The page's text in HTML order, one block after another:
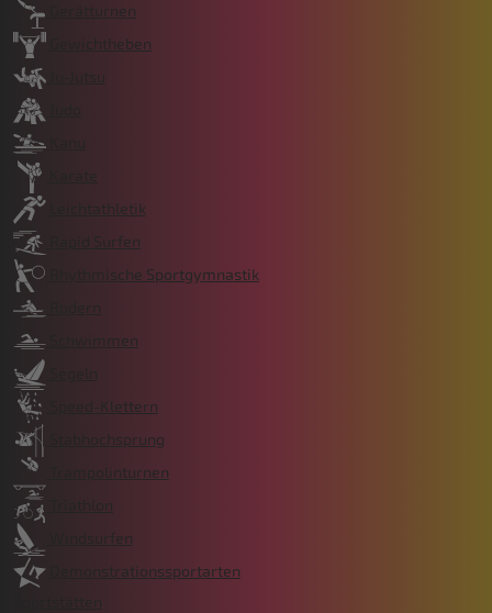
Gerätturnen
Gewichtheben
Ju-Jutsu
Leichtathletik
Rapid Surfen
Rhythmische Sportgymnastik
Rudern
Schwimmen
Segeln
Speed-Klettern
Stabhochsprung
Trampolinturnen
Triathlon
Windsurfen
Demonstrationssportarten
Sportstätten